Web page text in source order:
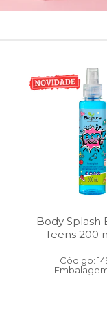
Body Splash
Teens 200
Código: